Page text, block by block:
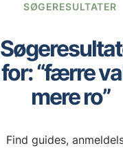
SØGERESULTATER
for: “færre
mere ro”
Find guides,